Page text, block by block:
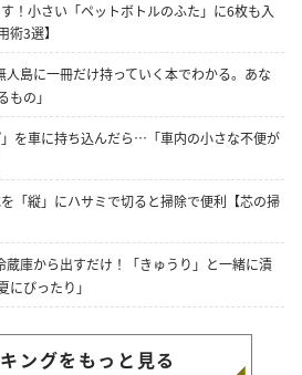
！小さい「ペットボトルのふた」に6枚も入
3選】
人島に一冊だけ持っていく本でわかる。あな
もの」
を車に持ち込んだら…「車内の小さな不便が
「縦」にハサミで切ると掃除で便利【芯の掃
蔵庫から出すだけ！「きゅうり」と一緒に漬
にぴったり」
ングをもっと見る